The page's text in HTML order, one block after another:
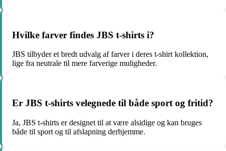
Hvilke farver findes JBS t-shirts i?
JBS tilbyder et bredt udvalg af farver i deres t-shirt kollektion,
lige fra neutrale til mere farverige muligheder.
Er JBS t-shirts velegnede til både sport og fritid?
Ja, JBS t-shirts er designet til at være alsidige og kan bruges
både til sport og til afslapning derhjemme.